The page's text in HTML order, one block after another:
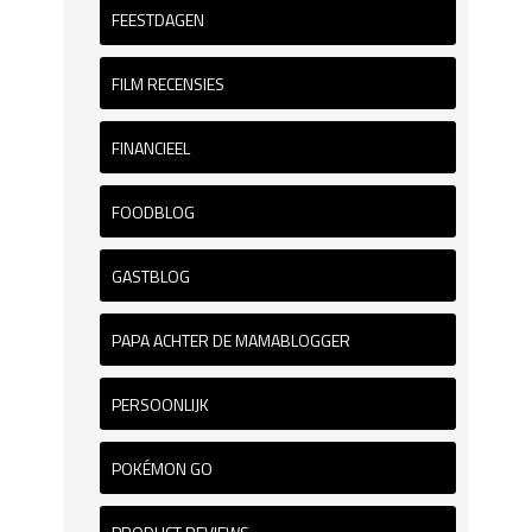
FEESTDAGEN
FILM RECENSIES
FINANCIEEL
FOODBLOG
GASTBLOG
PAPA ACHTER DE MAMABLOGGER
PERSOONLIJK
POKÉMON GO